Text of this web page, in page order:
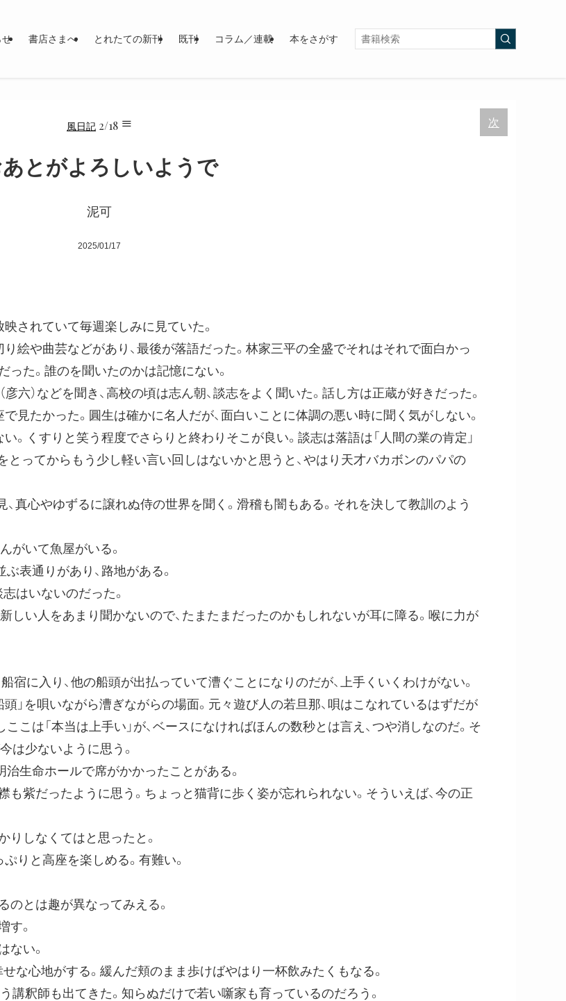
せ 書店さまへ とれたての新刊 既刊 コラム／連載 本をさがす
次
風日記 2/18 ≡
とがよろしいようで
泥可
2025/01/17
されていて毎週楽しみに見ていた。
絵や曲芸などがあり、最後が落語だった。林家三平の全盛でそれはそれで面白かっ
た。誰のを聞いたのかは記憶にない。
六）などを聞き、高校の頃は志ん朝、談志をよく聞いた。話し方は正蔵が好きだった。
見たかった。圓生は確かに名人だが、面白いことに体調の悪い時に聞く気がしない。
。くすりと笑う程度でさらりと終わりそこが良い。談志は落語は「人間の業の肯定」
とってからもう少し軽い言い回しはないかと思うと、やはり天才バカボンのパパの
、真心やゆずるに譲れぬ侍の世界を聞く。滑稽も闇もある。それを決して教訓のよう
がいて魚屋がいる。
表通りがあり、路地がある。
はいないのだった。
い人をあまり聞かないので、たまたまだったのかもしれないが耳に障る。喉に力が
宿に入り、他の船頭が出払っていて漕ぐことになりのだが、上手くいくわけがない。
」を唄いながら漕ぎながらの場面。元々遊び人の若旦那、唄はこなれているはずだが
こは「本当は上手い」が、ベースになければほんの数秒とは言え、つや消しなのだ。そ
は少ないように思う。
生命ホールで席がかかったことがある。
紫だったように思う。ちょっと猫背に歩く姿が忘れられない。そういえば、今の正
しなくてはと思ったと。
りと高座を楽しめる。有難い。
とは趣が異なってみえる。
す。
ない。
心地がする。緩んだ頬のまま歩けばやはり一杯飲みたくもなる。
釈師も出てきた。知らぬだけで若い噺家も育っているのだろう。